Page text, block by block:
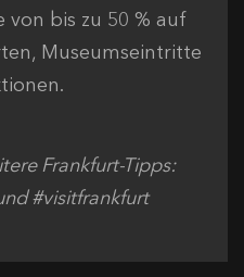
von bis zu 50 % auf
Museumseintritte
Frankfurt-Tipps:
#visitfrankfurt